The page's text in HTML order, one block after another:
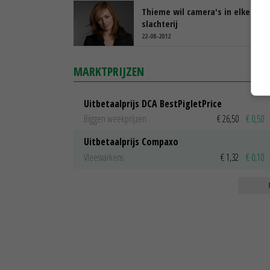
Thieme wil camera's in elke
slachterij
22-08-2012
MARKTPRIJZEN
Uitbetaalprijs DCA BestPigletPrice
Biggen weekprijzen
€ 26,50 € 0,50
Uitbetaalprijs Compaxo
Vleesvarkens
€ 1,32 € 0,10